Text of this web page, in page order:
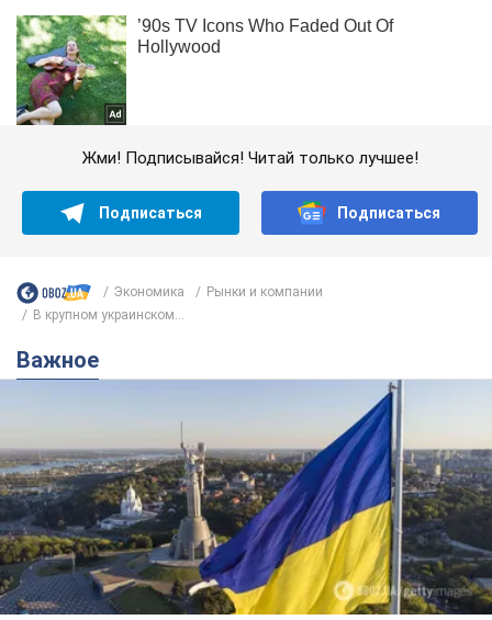
Жми! Подписывайся! Читай только лучшее!
Подписаться Подписаться
Экономика
Рынки и компании
В крупном украинском...
Важное